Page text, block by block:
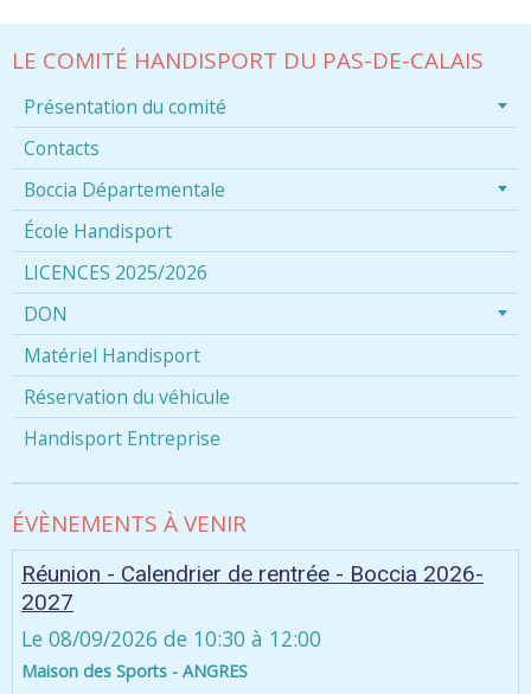
LE COMITÉ HANDISPORT DU PAS-DE-CALAIS
Présentation du comité
Contacts
Boccia Départementale
École Handisport
LICENCES 2025/2026
DON
Matériel Handisport
Réservation du véhicule
Handisport Entreprise
ÉVÈNEMENTS À VENIR
Réunion - Calendrier de rentrée - Boccia 2026-
2027
Le 08/09/2026 de 10:30 à 12:00
Maison des Sports - ANGRES